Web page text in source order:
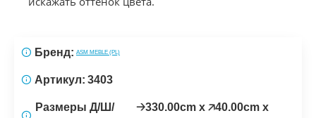
Бренд: ASM MEBLE (PL)
Артикул: 3403
Размеры Д/Ш/
🡢330.00cm x 🡥40.00cm x